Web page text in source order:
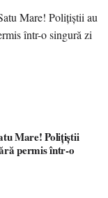
Mare! Polițiștii
permis într-o